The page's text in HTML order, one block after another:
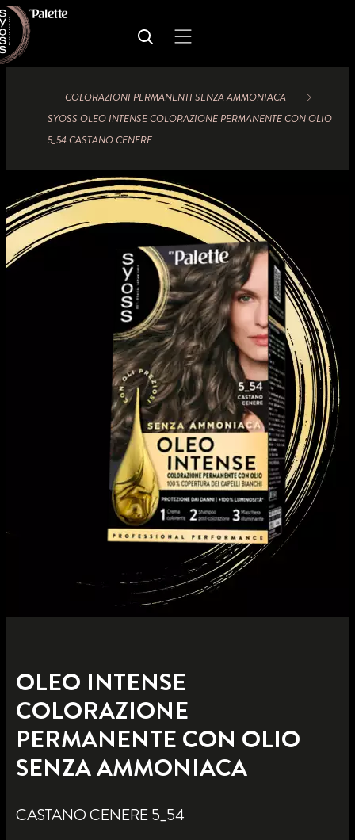
COLORAZIONI PERMANENTI SENZA AMMONIACA
SYOSS OLEO INTENSE COLORAZIONE PERMANENTE CON OLIO
5_54 CASTANO CENERE
OLEO INTENSE
COLORAZIONE
PERMANENTE CON OLIO
SENZA AMMONIACA
CASTANO CENERE 5_54